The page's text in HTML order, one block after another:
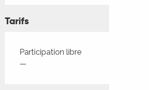
Tarifs
Tarifs 2026
Participation libre
—